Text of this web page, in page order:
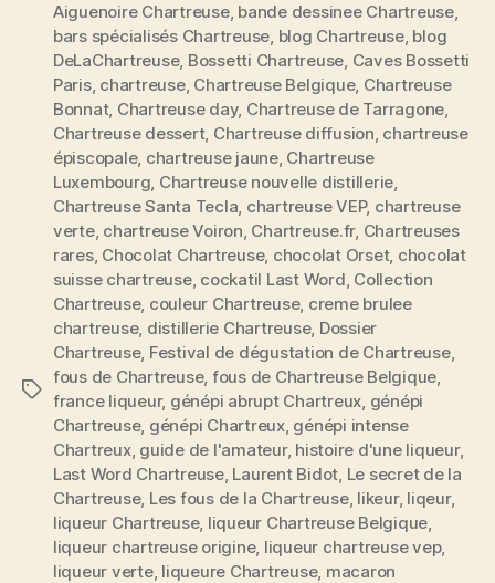
reine
des
liqueurs
et
véritable
élixir
de
vie »
Étiquettes
Aiguenoire Chartreuse, bande dessinee Chartreuse,
bars spécialisés Chartreuse, blog Chartreuse, blog
DeLaChartreuse, Bossetti Chartreuse, Caves Bossetti
Paris, chartreuse, Chartreuse Belgique, Chartreuse
Bonnat, Chartreuse day, Chartreuse de Tarragone,
Chartreuse dessert, Chartreuse diffusion, chartreuse
épiscopale, chartreuse jaune, Chartreuse
Luxembourg, Chartreuse nouvelle distillerie,
Chartreuse Santa Tecla, chartreuse VEP, chartreuse
verte, chartreuse Voiron, Chartreuse.fr, Chartreuses
rares, Chocolat Chartreuse, chocolat Orset, chocolat
suisse chartreuse, cockatil Last Word, Collection
Chartreuse, couleur Chartreuse, creme brulee
chartreuse, distillerie Chartreuse, Dossier
Chartreuse, Festival de dégustation de Chartreuse,
fous de Chartreuse, fous de Chartreuse Belgique,
france liqueur, génépi abrupt Chartreux, génépi
Chartreuse, génépi Chartreux, génépi intense
Chartreux, guide de l'amateur, histoire d'une liqueur,
Last Word Chartreuse, Laurent Bidot, Le secret de la
Chartreuse, Les fous de la Chartreuse, likeur, liqeur,
liqueur Chartreuse, liqueur Chartreuse Belgique,
liqueur chartreuse origine, liqueur chartreuse vep,
liqueur verte, liqueure Chartreuse, macaron